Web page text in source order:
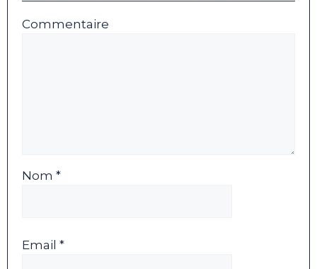
Commentaire
Nom *
Email *